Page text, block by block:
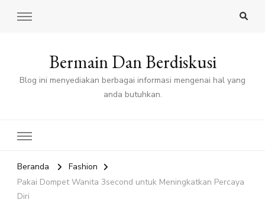
Bermain Dan Berdiskusi
Blog ini menyediakan berbagai informasi mengenai hal yang
anda butuhkan.
Beranda
Fashion
Pakai Dompet Wanita 3second untuk Meningkatkan Percaya
Diri